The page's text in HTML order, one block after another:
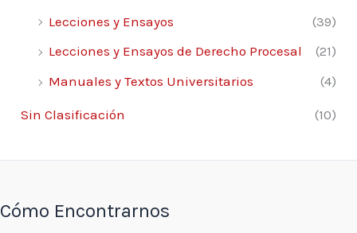
Lecciones y Ensayos
(39)
Lecciones y Ensayos de Derecho Procesal
(21)
Manuales y Textos Universitarios
(4)
Sin Clasificación (10)
Cómo Encontrarnos